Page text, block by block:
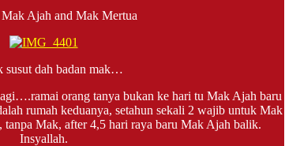
Ajah and Mak Mertua
susut dah badan mak…
orang tanya bukan ke hari tu Mak Ajah baru
rumah keduanya, setahun sekali 2 wajib untuk Mak
tanpa Mak, after 4,5 hari raya baru Mak Ajah balik.
Insyallah.